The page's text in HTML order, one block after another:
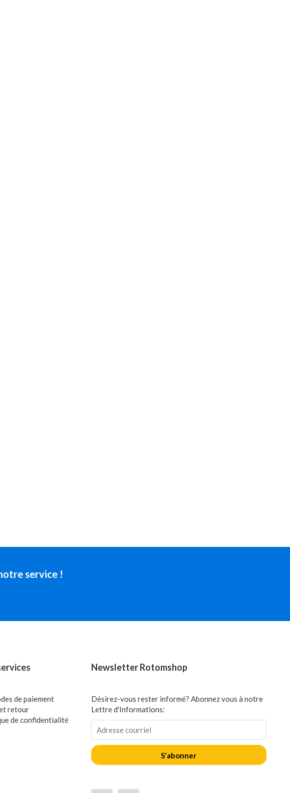
service !
de paiement
retour
de confidentialité
Newsletter Rotomshop
Désirez-vous rester informé? Abonnez vous à notre
Lettre d'Informations:
S'abonner